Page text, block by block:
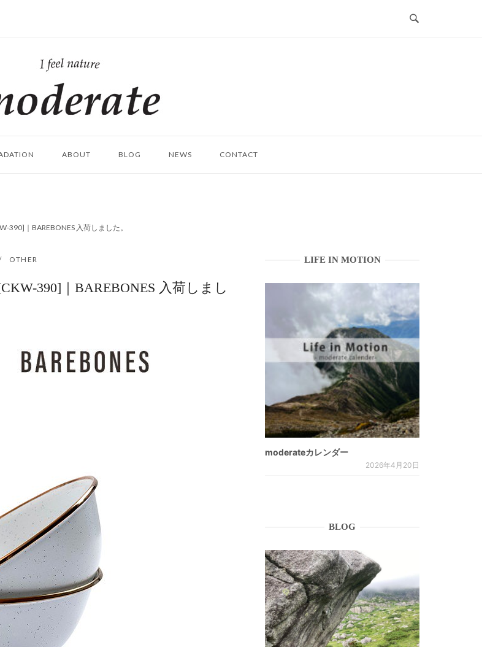
ム
ABOUT BLOG NEWS CONTACT
390]｜BAREBONES 入荷しました。
OTHER
390]｜BAREBONES 入荷しまし
LIFE IN MOTION
moderateカレンダー
2026年4月20日
BLOG